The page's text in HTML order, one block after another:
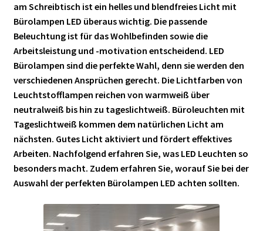
am Schreibtisch ist ein helles und blendfreies Licht mit
Bürolampen LED überaus wichtig. Die passende
Beleuchtung ist für das Wohlbefinden sowie die
Arbeitsleistung und -motivation entscheidend. LED
Bürolampen sind die perfekte Wahl, denn sie werden den
verschiedenen Ansprüchen gerecht. Die Lichtfarben von
Leuchtstofflampen reichen von warmweiß über
neutralweiß bis hin zu tageslichtweiß. Büroleuchten mit
Tageslichtweiß kommen dem natürlichen Licht am
nächsten. Gutes Licht aktiviert und fördert effektives
Arbeiten. Nachfolgend erfahren Sie, was LED Leuchten so
besonders macht. Zudem erfahren Sie, worauf Sie bei der
Auswahl der perfekten Bürolampen LED achten sollten.